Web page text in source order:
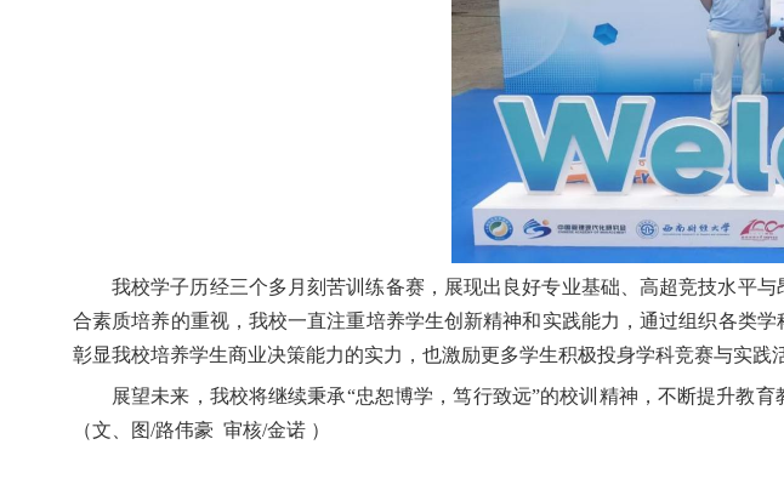
我校学子历经三个多月刻苦训练备赛，展现出良好专业基础、高超竞技水平
合素质培养的重视，我校一直注重培养学生创新精神和实践能力，通过组织各类
彰显我校培养学生商业决策能力的实力，也激励更多学生积极投身学科竞赛与实践
展望未来，我校将继续秉承“忠恕博学，笃行致远”的校训精神，不断提升教育
（文、图/路伟豪 审核/金诺 ）